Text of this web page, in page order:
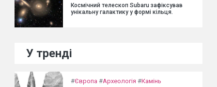
Космічний телескоп Subaru зафіксував
унікальну галактику у формі кільця.
У тренді
#Європа #Археологія #Камінь